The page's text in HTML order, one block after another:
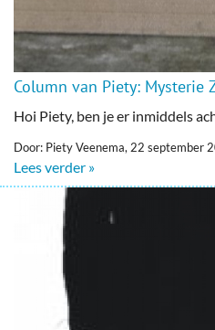
Column van Piety: Mysterie
Hoi Piety, ben je er inmiddels
Door: Piety Veenema, 22 september
Lees verder »